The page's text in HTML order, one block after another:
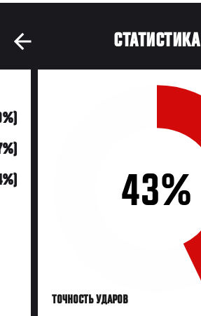
СТАТИСТИКА
43%
ТОЧНОСТЬ УДАРОВ